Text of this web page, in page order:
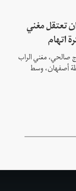
تعتقل مغني
اتهام
صالحي، مغني الراب
أصفهان، وسط